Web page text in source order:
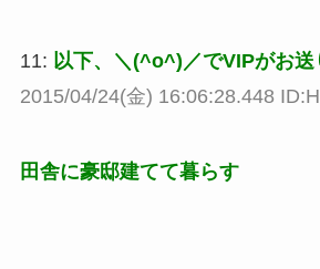
11: 以下、＼(^o^)／でVIPがお送
2015/04/24(金) 16:06:28.448
田舎に豪邸建てて暮らす